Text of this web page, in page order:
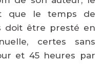
que le temps de
doit être presté en
certes sans
et 45 heures par